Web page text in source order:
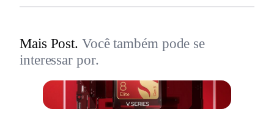
Mais Post. Você também pode se
interessar por.